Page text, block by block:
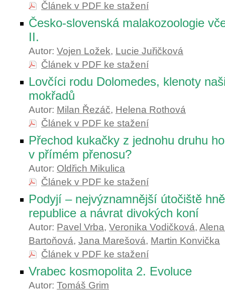
Článek v PDF ke stažení
Česko-slovenská malakozoologie
II.
Autor: Vojen Ložek, Lucie Juřičková
Článek v PDF ke stažení
Lovčíci rodu Dolomedes, klenoty
mokřadů
Autor: Milan Řezáč, Helena Rothová
Článek v PDF ke stažení
Přechod kukačky z jednohu druhu
v přímém přenosu?
Autor: Oldřich Mikulica
Článek v PDF ke stažení
Podyjí – nejvýznamnější útočiště
republice a návrat divokých koní
Autor: Pavel Vrba, Veronika Vodičková,
Bartoňová, Jana Marešová, Martin Konvička
Článek v PDF ke stažení
Vrabec kosmopolita 2. Evoluce
Autor: Tomáš Grim